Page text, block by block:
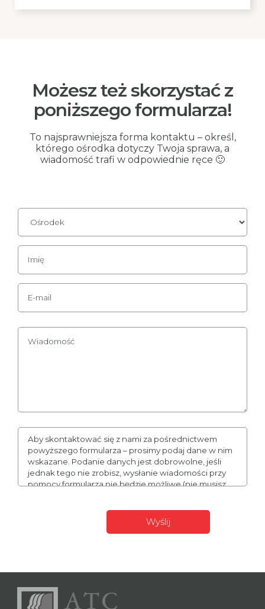
Możesz też skorzystać z
poniższego formularza!
To najsprawniejsza forma kontaktu – określ,
którego ośrodka dotyczy Twoja sprawa, a
wiadomość trafi w odpowiednie ręce 🙂
Aby skontaktować się z nami za pośrednictwem
powyższego formularza – prosimy podaj dane w nim
wskazane. Podanie danych jest dobrowolne, jeśli
jednak tego nie zrobisz, wysłanie wiadomości przy
pomocy formularza nie będzie możliwe (nie musisz
dane mogą stanowić Twoje dane osobowe. W takim
wypadku administratorem Twoich danych